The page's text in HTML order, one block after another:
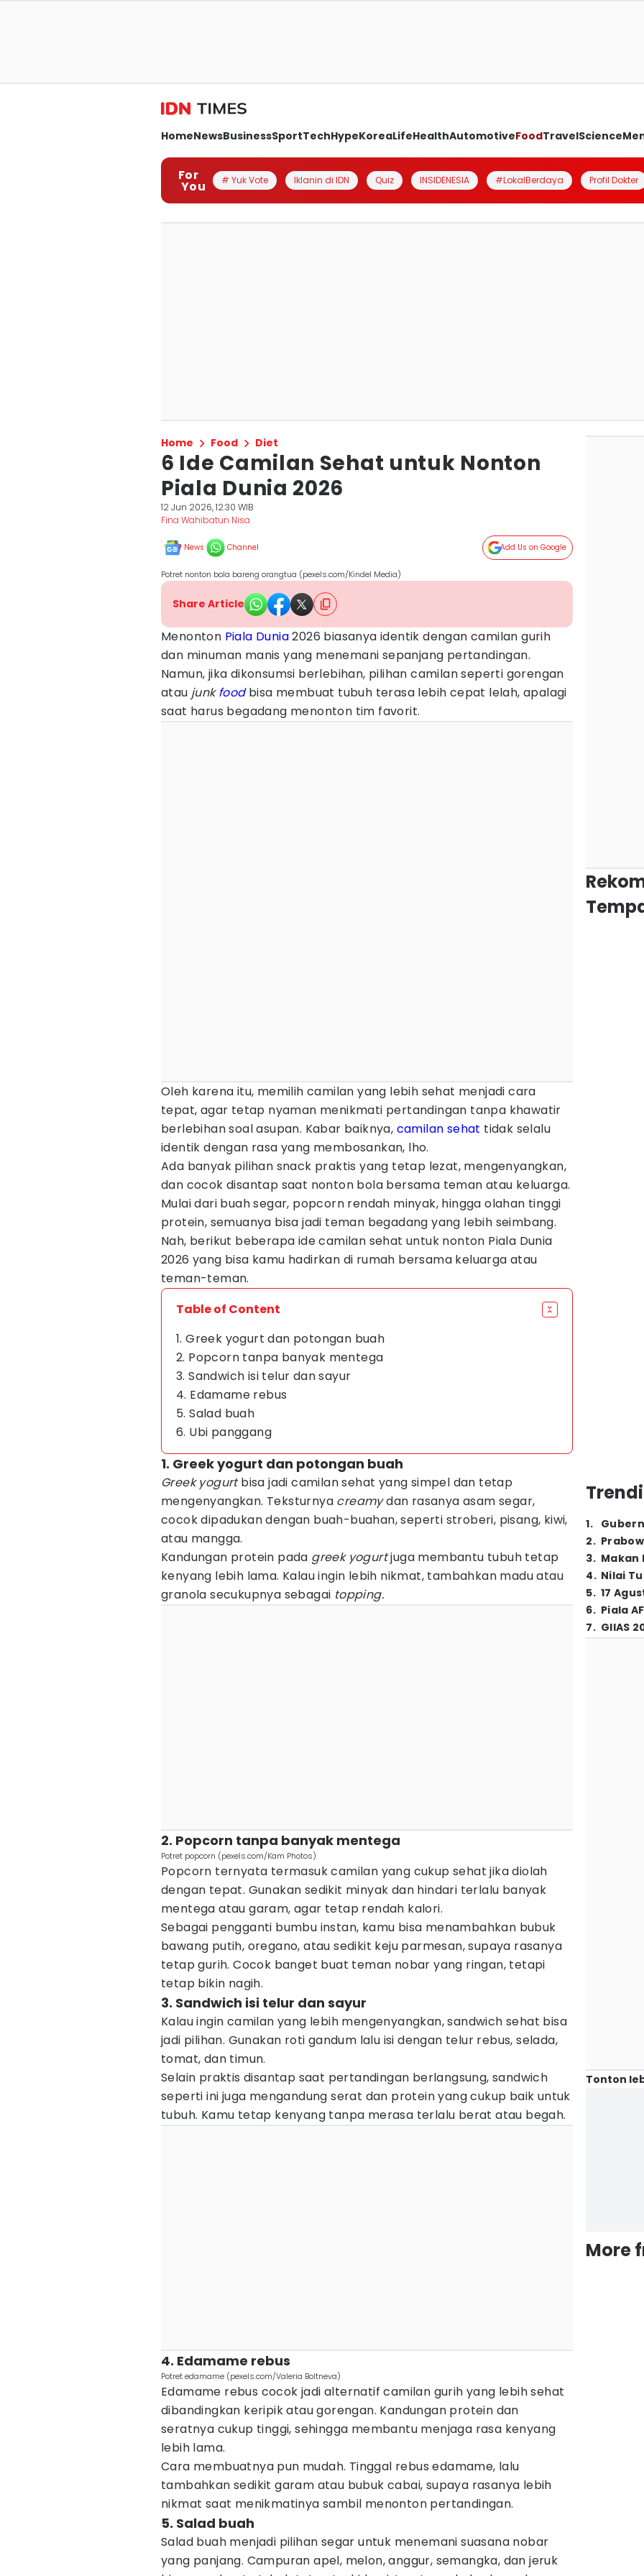
HomeNewsBusinessSportTechHypeKoreaLifeHealthAutomotiveFoodTravelScience
For
You # Yuk Vote Iklanin di IDN Quiz INSIDENESIA #LokalBerdaya Profil Dokter
Home Food Diet
6 Ide Camilan Sehat untuk Nonton
Piala Dunia 2026
12 Jun 2026, 12:30 WIB
Fina Wahibatun Nisa
News Channel Add Us on Google
Potret nonton bola bareng orangtua (pexels.com/Kindel Media)
Share Article
Menonton Piala Dunia2026 biasanya identik dengan camilan gurih
dan minuman manis yang menemani sepanjang pertandingan.
Namun, jika dikonsumsi berlebihan, pilihan camilan seperti gorengan
atau junkfood bisa membuat tubuh terasa lebih cepat lelah, apalagi
saat harus begadang menonton tim favorit.
Oleh karena itu, memilih camilan yang lebih sehat menjadi cara
tepat, agar tetap nyaman menikmati pertandingan tanpa khawatir
berlebihan soal asupan. Kabar baiknya, camilan sehat tidak selalu
identik dengan rasa yang membosankan, lho.
Ada banyak pilihan snack praktis yang tetap lezat, mengenyangkan,
dan cocok disantap saat nonton bola bersama teman atau keluarga.
Mulai dari buah segar, popcorn rendah minyak, hingga olahan tinggi
protein, semuanya bisa jadi teman begadang yang lebih seimbang.
Nah, berikut beberapa ide camilan sehat untuk nonton Piala Dunia
2026 yang bisa kamu hadirkan di rumah bersama keluarga atau
teman-teman.
Table of Content
1. Greek yogurt dan potongan buah
2. Popcorn tanpa banyak mentega
3. Sandwich isi telur dan sayur
4. Edamame rebus
5. Salad buah
6. Ubi panggang
1. Greek yogurt dan potongan buah
Greek yogurtbisa jadi camilan sehat yang simpel dan tetap
mengenyangkan. Teksturnya creamydan rasanya asam segar,
cocok dipadukan dengan buah-buahan, seperti stroberi, pisang, kiwi,
atau mangga.
Kandungan protein pada greek yogurtjuga membantu tubuh tetap
kenyang lebih lama. Kalau ingin lebih nikmat, tambahkan madu atau
granola secukupnya sebagai topping.
2. Popcorn tanpa banyak mentega
Potret popcorn (pexels.com/Kam Photos)
Popcorn ternyata termasuk camilan yang cukup sehat jika diolah
dengan tepat. Gunakan sedikit minyak dan hindari terlalu banyak
mentega atau garam, agar tetap rendah kalori.
Sebagai pengganti bumbu instan, kamu bisa menambahkan bubuk
bawang putih, oregano, atau sedikit keju parmesan, supaya rasanya
tetap gurih. Cocok banget buat teman nobar yang ringan, tetapi
tetap bikin nagih.
3. Sandwich isi telur dan sayur
Kalau ingin camilan yang lebih mengenyangkan, sandwich sehat bisa
jadi pilihan. Gunakan roti gandum lalu isi dengan telur rebus, selada,
tomat, dan timun.
Selain praktis disantap saat pertandingan berlangsung, sandwich
seperti ini juga mengandung serat dan protein yang cukup baik untuk
tubuh. Kamu tetap kenyang tanpa merasa terlalu berat atau begah.
4. Edamame rebus
Potret edamame (pexels.com/Valeria Boltneva)
Edamame rebus cocok jadi alternatif camilan gurih yang lebih sehat
dibandingkan keripik atau gorengan. Kandungan protein dan
seratnya cukup tinggi, sehingga membantu menjaga rasa kenyang
lebih lama.
Cara membuatnya pun mudah. Tinggal rebus edamame, lalu
tambahkan sedikit garam atau bubuk cabai, supaya rasanya lebih
nikmat saat menikmatinya sambil menonton pertandingan.
5. Salad buah
Salad buah menjadi pilihan segar untuk menemani suasana nobar
yang panjang. Campuran apel, melon, anggur, semangka, dan jeruk
1.
2.
3. Makan
4. Nilai
5. 17
6. Piala
7. GIIAS
Tonton
More